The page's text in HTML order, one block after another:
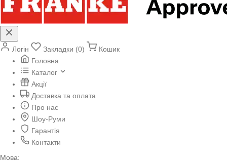
Логін Закладки (0)
Кошик
Головна
Каталог
Акції
Доставка та оплата
Про нас
Шоу-Руми
Гарантія
Контакти
Мова: